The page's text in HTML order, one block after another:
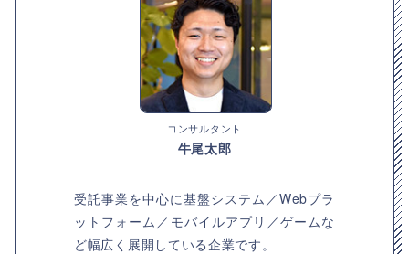
コンサルタント
牛尾太郎
受託事業を中心に基盤システム／Webプラ
ットフォーム／モバイルアプリ／ゲームな
ど幅広く展開している企業です。